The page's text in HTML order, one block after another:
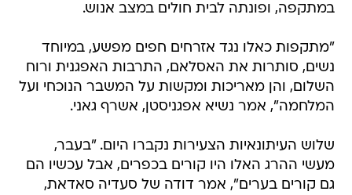
במתקפה, ופונתה לבית חולים במצב אנוש.
"מתקפות כאלו נגד אזרחים חפים מפשע, במיוחד
נשים, סותרות את האסלאם, התרבות האפגנית ורוח
השלום, והן מאריכות ומקשות על המשבר הנוכחי ועל
המלחמה", אמר נשיא אפגניסטן, אשרף גאני.
שלוש העיתונאיות הצעירות נקברו היום. "בעבר,
מעשי ההרג האלו היו קורים בכפרים, אבל עכשיו הם
גם קורים בערים", אמר דודה של סעדיה סאדאת,